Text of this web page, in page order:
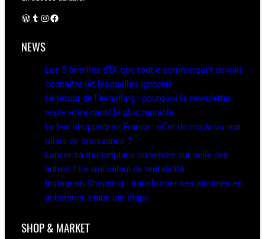
WordPress Instagram Facebook
NEWS
Les 5 familles d’IA que tout e-commerçant devrait
connaître (et lesquelles ignorer)
Le retour de l’e-mailing : pourquoi la newsletter
reste votre canal le plus rentable
Le live shopping en France : effet de mode ou vrai
relais de croissance ?
Lancer sa marketplace ou vendre sur celle des
autres ? Le vrai calcul de rentabilité
Instagram Shopping : transformer ses abonnés en
acheteurs, étape par étape
SHOP & MARKET